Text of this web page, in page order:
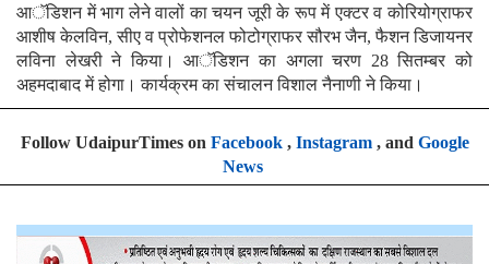
आॅडिशन में भाग लेने वालों का चयन जूरी के रूप में एक्टर व कोरियोग्राफर
आशीष केलविन, सीए व प्रोफेशनल फोटोग्राफर सौरभ जैन, फैशन डिजायनर
लविना लेखरी ने किया। आॅडिशन का अगला चरण 28 सितम्बर को
अहमदाबाद में होगा। कार्यक्रम का संचालन विशाल नैनाणी ने किया।
Follow UdaipurTimes on Facebook, Instagram, and Google
News